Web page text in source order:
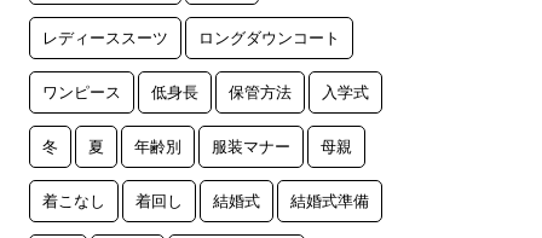
レディーススーツ ロングダウンコート
ワンピース 低身長 保管方法 入学式
冬 夏 年齢別 服装マナー 母親
着こなし 着回し 結婚式 結婚式準備